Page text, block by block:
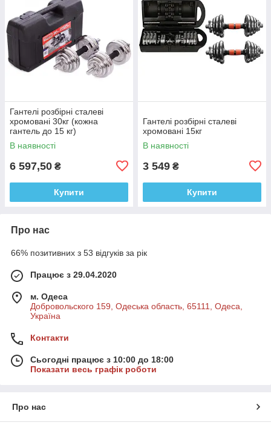
Гантелі розбірні сталеві
хромовані 30кг (кожна
гантель до 15 кг)
В наявності
6 597,50 ₴
Купити
Гантелі розбірні сталеві
хромовані 15кг
В наявності
3 549 ₴
Купити
Про нас
66% позитивних з 53 відгуків за рік
Працює з 29.04.2020
м. Одеса
Добровольского 159, Одеська область, 65111, Одеса,
Україна
Контакти
Сьогодні працює з 10:00 до 18:00
Показати весь графік роботи
Про нас